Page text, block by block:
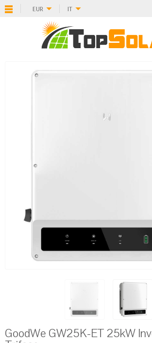
EUR IT
GoodWe GW25K-ET 25kW